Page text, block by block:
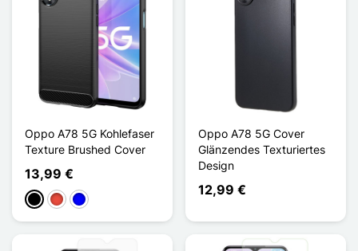
Oppo A78 5G Kohlefaser
Texture Brushed Cover
13,99 €
Schwarz
Rot Blau
Oppo A78 5G Cover
Glänzendes Texturiertes
Design
12,99 €